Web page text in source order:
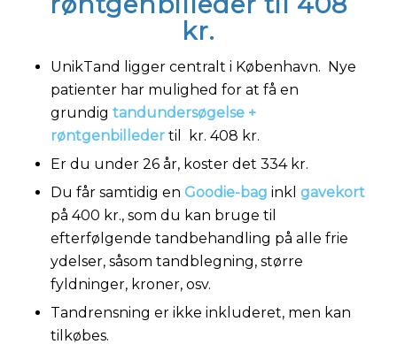
kr.
UnikTand ligger centralt i København. Nye
patienter har mulighed for at få en
grundig tandundersøgelse +
røntgenbilledertil kr. 408 kr.
Er du under 26 år, koster det 334 kr.
Du får samtidig en Goodie-bag inkl gavekort
på 400 kr., som du kan bruge til
efterfølgende tandbehandling på alle frie
ydelser, såsom tandblegning, større
fyldninger, kroner, osv.
Tandrensning er ikke inkluderet, men kan
tilkøbes.